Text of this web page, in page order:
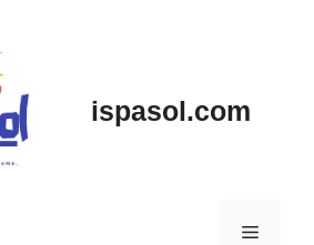
ispasol.com
Menu